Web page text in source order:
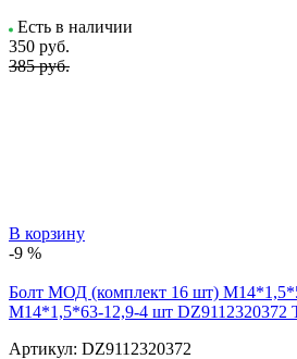
Есть в наличии
350 руб.
385 руб.
В корзину
-9 %
Болт МОД (комплект 16 шт)
М14*1,5*63-12,9-4 шт DZ9112320372
Артикул: DZ9112320372